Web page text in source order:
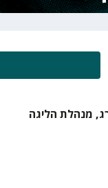
מנהלת הליגה